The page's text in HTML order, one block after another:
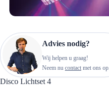
Advies nodig?
Wij helpen u graag!
Neem nu contact met ons op.
Disco Lichtset 4